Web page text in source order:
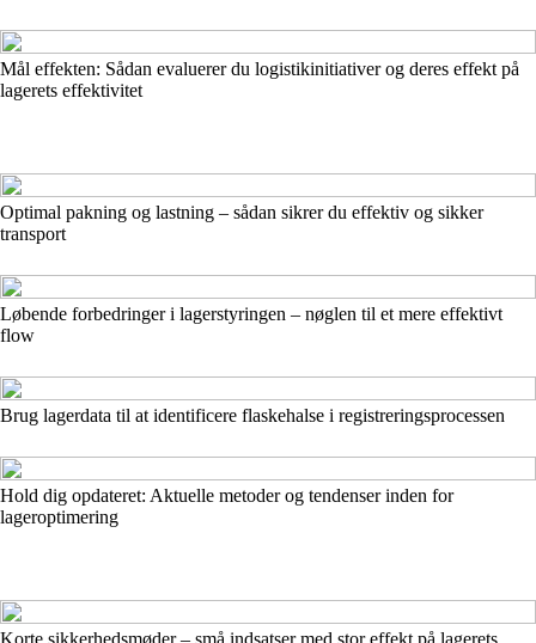
Mål effekten: Sådan evaluerer du logistikinitiativer og deres effekt på
lagerets effektivitet
Optimal pakning og lastning – sådan sikrer du effektiv og sikker
transport
Løbende forbedringer i lagerstyringen – nøglen til et mere effektivt
flow
Brug lagerdata til at identificere flaskehalse i registreringsprocessen
Hold dig opdateret: Aktuelle metoder og tendenser inden for
lageroptimering
Korte sikkerhedsmøder – små indsatser med stor effekt på lagerets